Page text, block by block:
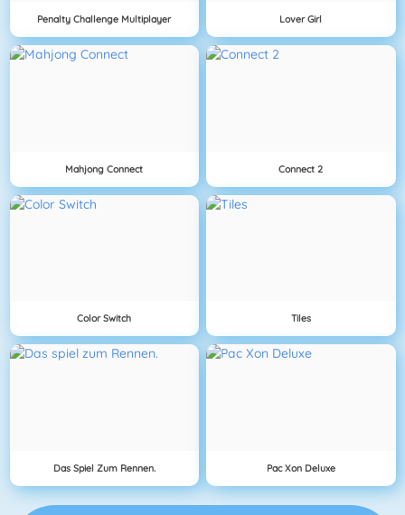
Penalty Challenge Multiplayer Lover Girl
Mahjong Connect Connect 2
Color Switch Tiles
Das Spiel Zum Rennen. Pac Xon Deluxe